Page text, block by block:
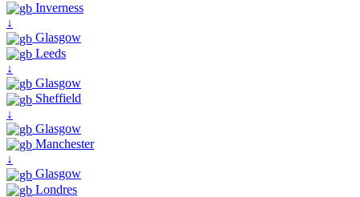
Inverness
↓
Glasgow
Leeds
↓
Glasgow
Sheffield
↓
Glasgow
Manchester
↓
Glasgow
Londres